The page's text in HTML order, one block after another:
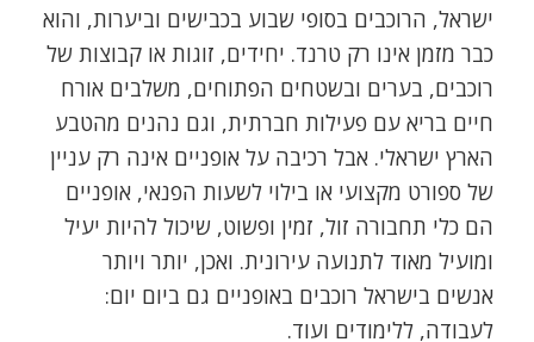
ישראל, הרוכבים בסופי שבוע בכבישים וביערות, והוא
כבר מזמן אינו רק טרנד. יחידים, זוגות או קבוצות של
רוכבים, בערים ובשטחים הפתוחים, משלבים אורח
חיים בריא עם פעילות חברתית, וגם נהנים מהטבע
הארץ ישראלי. אבל רכיבה על אופניים אינה רק עניין
של ספורט מקצועי או בילוי לשעות הפנאי, אופניים
הם כלי תחבורה זול, זמין ופשוט, שיכול להיות יעיל
ומועיל מאוד לתנועה עירונית. ואכן, יותר ויותר
אנשים בישראל רוכבים באופניים גם ביום יום:
לעבודה, ללימודים ועוד.